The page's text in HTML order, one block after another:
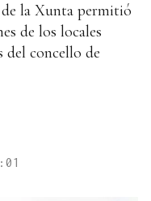
la Xunta permitió
de los locales
del concello de